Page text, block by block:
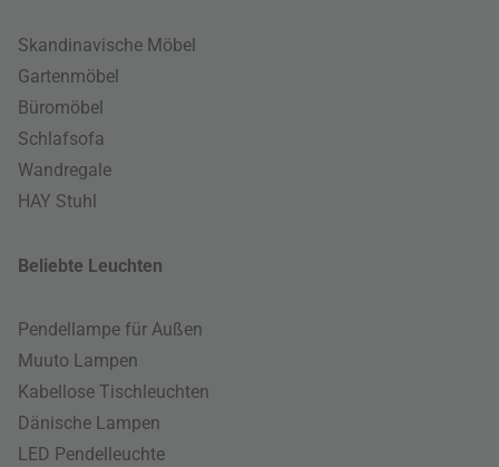
Skandinavische Möbel
Gartenmöbel
Büromöbel
Schlafsofa
Wandregale
HAY Stuhl
Beliebte Leuchten
Pendellampe für Außen
Muuto Lampen
Kabellose Tischleuchten
Dänische Lampen
LED Pendelleuchte